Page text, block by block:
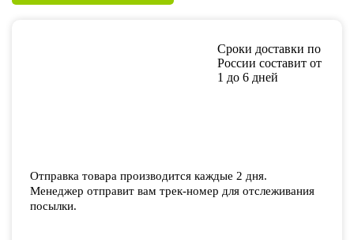
Сроки доставки по
России составит от
1 до 6 дней
Отправка товара производится каждые 2 дня.
Менеджер отправит вам трек-номер для отслеживания
посылки.